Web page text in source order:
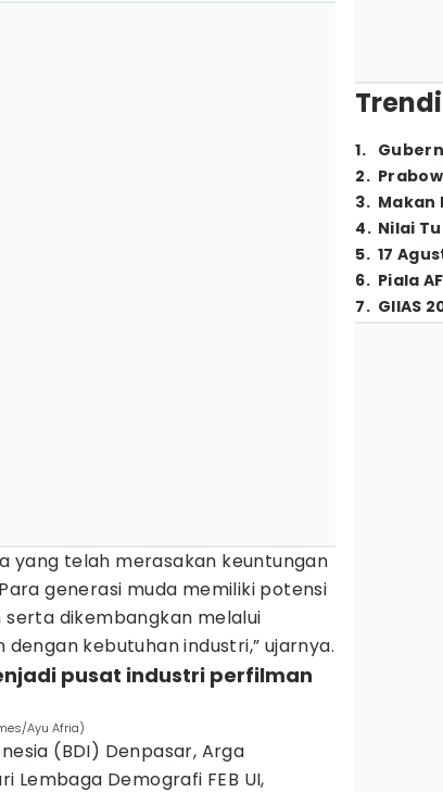
yang telah merasakan keuntungan
generasi muda memiliki potensi
dikembangkan melalui
kebutuhan industri,” ujarnya.
pusat industri perfilman
Ayu Afria)
(BDI) Denpasar, Arga
Lembaga Demografi FEB UI,
1.
2.
3. Makan
4. Nilai
5. 17
6. Piala
7. GIIAS